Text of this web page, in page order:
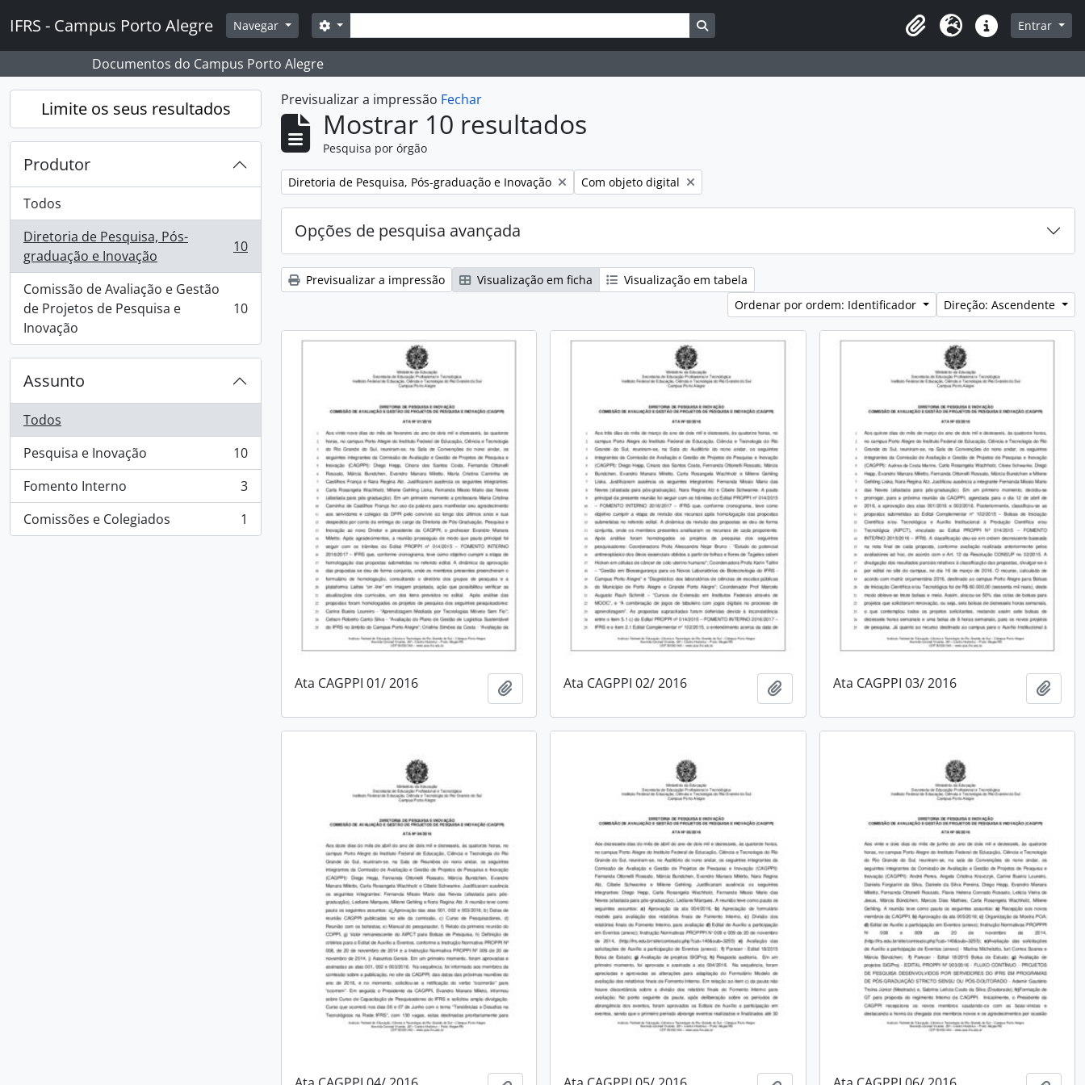
IFRS - Campus Porto Alegre Navegar Pesquisar
Opções de busca Busque na página de navegação
Idioma Ligações rápidas
Entrar
Documentos do Campus Porto Alegre
Limite os seus resultados
Produtor
Todos
Diretoria de Pesquisa, Pós-
graduação e Inovação
, 10 resultados 10
Comissão de Avaliação e Gestão
de Projetos de Pesquisa e
Inovação
, 10 resultados 10
Assunto
Todos
Pesquisa e Inovação
, 10 resultados
10
Fomento Interno
, 3 resultados
3
Comissões e Colegiados
, 1 resultados 1
Previsualizar a impressão Fechar
Mostrar 10 resultados
Pesquisa por órgão
Remover filtro:
Diretoria de Pesquisa, Pós-graduação e Inovação Remover filtro:
Com objeto digital
Opções de pesquisa avançada
Previsualizar a impressão Visualização em ficha
Visualização em tabela
Ordenar por ordem: Identificador
Direção: Ascendente
Ata CAGPPI 01/ 2016 Adicionar à área de transferência
Ata CAGPPI 02/ 2016 Adicionar à área de transferência
Ata CAGPPI 03/ 2016